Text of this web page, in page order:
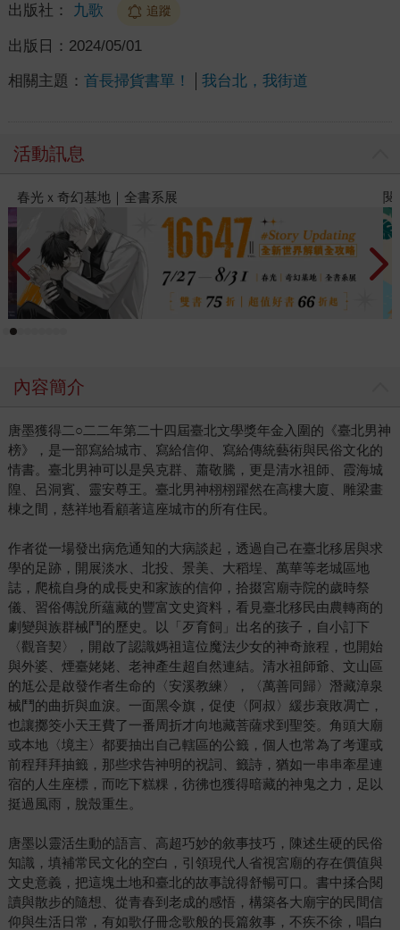
出版社： 九歌 追蹤
出版日： 2024/05/01
相關主題： 首長掃貨書單！ 我台北，我街道
活動訊息
閱讀漫遊錄-2026上半年暢銷榜
內容簡介
唐墨獲得二○二二年第二十四屆臺北文學獎年金入圍的《臺北男神
榜》，是一部寫給城市、寫給信仰、寫給傳統藝術與民俗文化的
情書。臺北男神可以是吳克群、蕭敬騰，更是清水祖師、霞海城
隍、呂洞賓、靈安尊王。臺北男神栩栩躍然在高樓大廈、雕梁畫
棟之間，慈祥地看顧著這座城市的所有住民。
作者從一場發出病危通知的大病談起，透過自己在臺北移居與求
學的足跡，開展淡水、北投、景美、大稻埕、萬華等老城區地
誌，爬梳自身的成長史和家族的信仰，拾掇宮廟寺院的歲時祭
儀、習俗傳說所蘊藏的豐富文史資料，看見臺北移民由農轉商的
劇變與族群械鬥的歷史。以「歹育飼」出名的孩子，自小訂下
〈觀音契〉，開啟了認識媽祖這位魔法少女的神奇旅程，也開始
與外婆、煙臺姥姥、老神產生超自然連結。清水祖師爺、文山區
的尪公是啟發作者生命的〈安溪教練〉，〈萬善同歸〉潛藏漳泉
械鬥的曲折與血淚。一面黑令旗，促使〈阿叔〉緩步衰敗凋亡，
也讓擲筊小天王費了一番周折才向地藏菩薩求到聖筊。角頭大廟
或本地〈境主〉都要抽出自己轄區的公籤，個人也常為了考運或
前程拜拜抽籤，那些求告神明的祝詞、籤詩，猶如一串串牽星連
宿的人生座標，而吃下糕粿，彷彿也獲得暗藏的神鬼之力，足以
挺過風雨，脫殼重生。
唐墨以靈活生動的語言、高超巧妙的敘事技巧，陳述生硬的民俗
知識，填補常民文化的空白，引領現代人省視宮廟的存在價值與
文史意義，把這塊土地和臺北的故事說得舒暢可口。書中揉合閱
讀與散步的隨想、從青春到老成的感悟，構築各大廟宇的民間信
仰與生活日常，有如歌仔冊念歌般的長篇敘事，不疾不徐，唱白